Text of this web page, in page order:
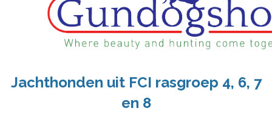
Jachthonden uit FCI rasgroep 4, 6, 7
en 8